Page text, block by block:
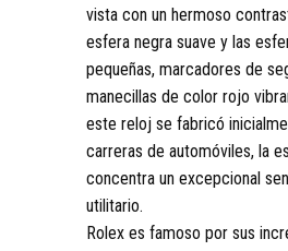
vista con un hermoso
esfera negra suave y las
pequeñas, marcadores de
manecillas de color rojo
este reloj se fabricó
carreras de automóviles, la
concentra un excepcional
utilitario.
Rolex es famoso por sus